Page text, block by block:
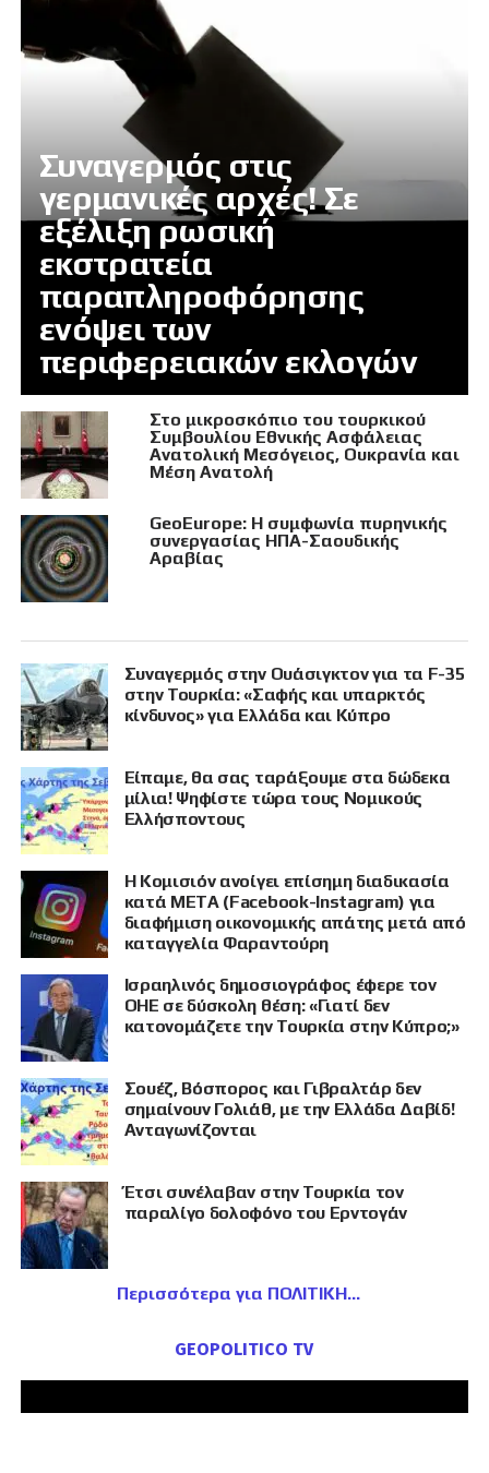
Συναγερμός στις
γερμανικές αρχές! Σε
εξέλιξη ρωσική
εκστρατεία
παραπληροφόρησης
ενόψει των
περιφερειακών εκλογών
Στο μικροσκόπιο του τουρκικού
Συμβουλίου Εθνικής Ασφάλειας
Ανατολική Μεσόγειος, Ουκρανία και
Μέση Ανατολή
GeoEurope: Η συμφωνία πυρηνικής
συνεργασίας ΗΠΑ-Σαουδικής
Αραβίας
Συναγερμός στην Ουάσιγκτον για τα F-35
στην Τουρκία: «Σαφής και υπαρκτός
κίνδυνος» για Ελλάδα και Κύπρο
Είπαμε, θα σας ταράξουμε στα δώδεκα
μίλια! Ψηφίστε τώρα τους Νομικούς
Ελλήσποντους
Η Κομισιόν ανοίγει επίσημη διαδικασία
κατά META (Facebook-Instagram) για
διαφήμιση οικονομικής απάτης μετά από
καταγγελία Φαραντούρη
Ισραηλινός δημοσιογράφος έφερε τον
ΟΗΕ σε δύσκολη θέση: «Γιατί δεν
κατονομάζετε την Τουρκία στην Κύπρο;»
Σουέζ, Βόσπορος και Γιβραλτάρ δεν
σημαίνουν Γολιάθ, με την Ελλάδα Δαβίδ!
Ανταγωνίζονται
Έτσι συνέλαβαν στην Τουρκία τον
παραλίγο δολοφόνο του Ερντογάν
Περισσότερα για ΠΟΛΙΤΙΚΗ
GEOPOLITICO TV